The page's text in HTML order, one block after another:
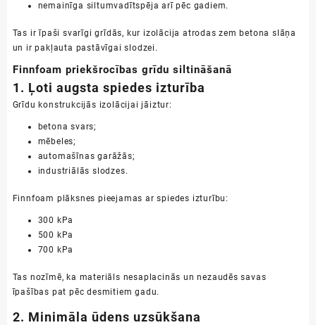
nemainīga siltumvadītspēja arī pēc gadiem.
Tas ir īpaši svarīgi grīdās, kur izolācija atrodas zem betona slāņa
un ir pakļauta pastāvīgai slodzei.
Finnfoam priekšrocības grīdu siltināšanā
1. Ļoti augsta spiedes izturība
Grīdu konstrukcijās izolācijai jāiztur:
betona svars;
mēbeles;
automašīnas garāžās;
industriālās slodzes.
Finnfoam plāksnes pieejamas ar spiedes izturību:
300 kPa
500 kPa
700 kPa
Tas nozīmē, ka materiāls nesaplacinās un nezaudēs savas
īpašības pat pēc desmitiem gadu.
2. Minimāla ūdens uzsūkšana